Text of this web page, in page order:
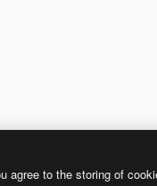
agree to the storing of